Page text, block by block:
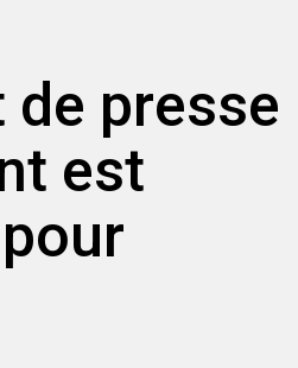
de presse
est